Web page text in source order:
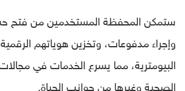
ستمكن المحفظة المستخدمين من فتح
وإجراء مدفوعات، وتخزين هوياتهم
البيومترية، مما يسرع الخدمات في
الصحية وغيرها من جوانب الحياة.